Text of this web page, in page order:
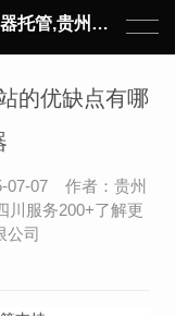
贵州黔耘信息企业官网-贵州服务器托管,贵州主机托管,云服务器托管,数据中心托管,网络设备托管,服务器租用,托管服务提供商,服务器管理-黔耘信息 贵州数据中心机柜租用-专业贵州IDC托管服务器维修
的优缺点有哪
07-07 作者：贵州
川服务200+了解更
公司